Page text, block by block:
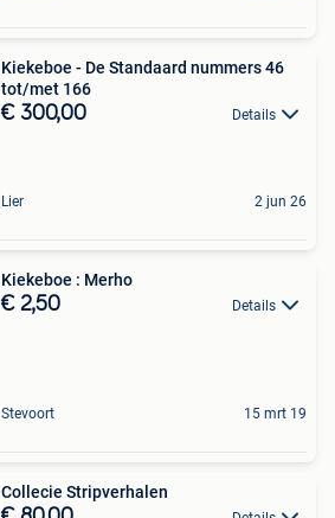
Kiekeboe - De Standaard nummers 46
tot/met 166
€ 300,00 Details
Lier 2 jun 26
Kiekeboe : Merho
€ 2,50 Details
Stevoort 15 mrt 19
Collecie Stripverhalen